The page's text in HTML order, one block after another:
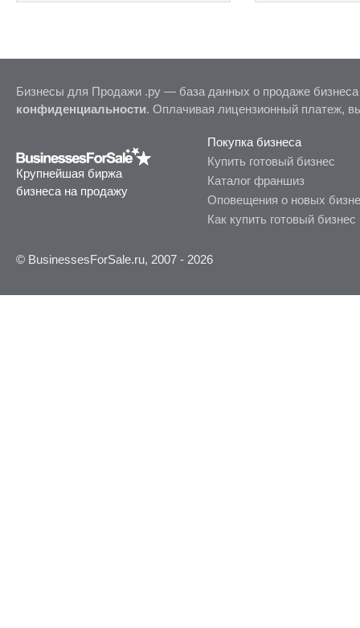
Бизнесы для Продажи .ру — база данных о продаже
конфиденциальности. Оплачивая лицензионный платеж,
Крупнейшая биржа
бизнеса на продажу
Покупка бизнеса
Купить готовый бизнес
Каталог франшиз
Оповещения о новых
Как купить готовый бизнес
© BusinessesForSale.ru, 2007 - 2026